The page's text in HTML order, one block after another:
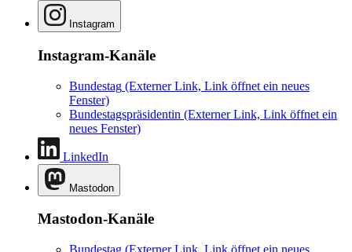
Instagram
Instagram-Kanäle
Bundestag (Externer Link, Link öffnet ein neues
Fenster)
Bundestagspräsidentin (Externer Link, Link öffnet ein
neues Fenster)
LinkedIn
Mastodon
Mastodon-Kanäle